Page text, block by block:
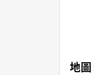
地圖